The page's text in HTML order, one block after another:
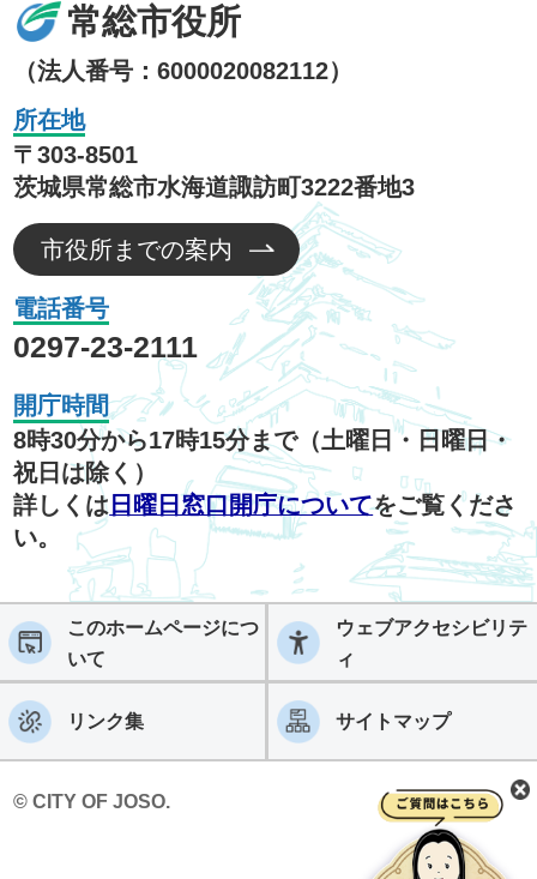
常総市役所
（法人番号：6000020082112）
所在地
〒303-8501
茨城県常総市水海道諏訪町3222番地3
市役所までの案内
電話番号
0297-23-2111
開庁時間
8時30分から17時15分まで（土曜日・日曜日・
祝日は除く）
詳しくは 日曜日窓口開庁についてをご覧くださ
い。
このホームページにつ
いて
ウェブアクセシビリテ
ィ
リンク集 サイトマップ
© CITY OF JOSO.